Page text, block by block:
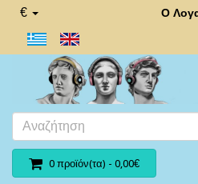
€ Ο
0 προϊόν(τα) - 0,00€